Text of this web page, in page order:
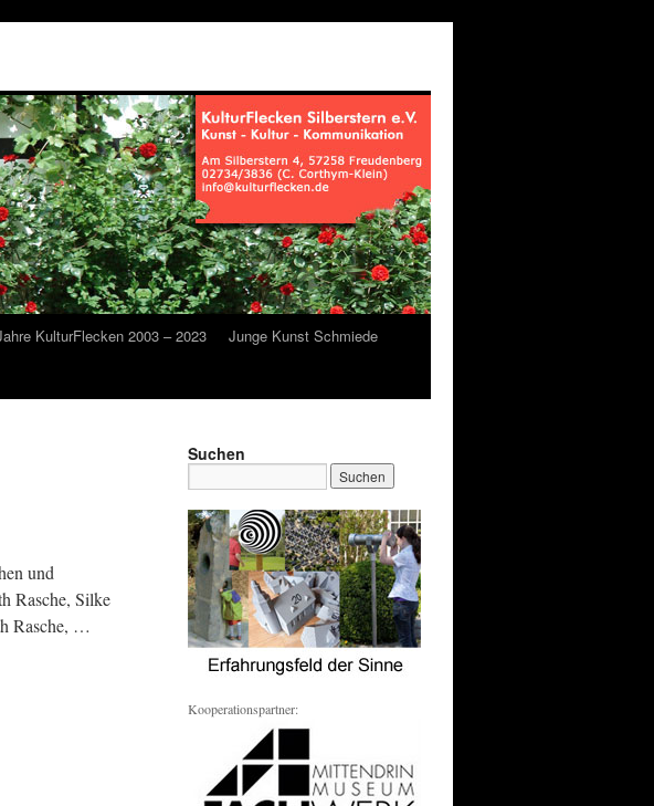
KulturFlecken 2003 – 2023
Junge Kunst Schmiede
und
Rasche, Silke
Rasche, …
Suchen
Kooperationspartner: